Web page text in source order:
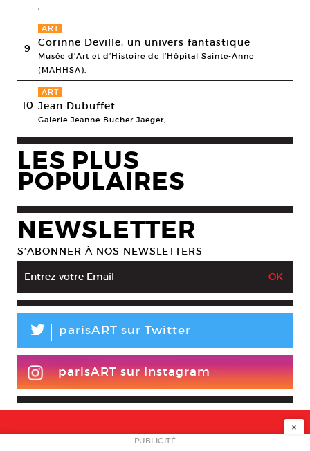
,
9
ART
Corinne Deville, un univers fantastique
Musée d’Art et d’Histoire de l’Hôpital Sainte-Anne
(MAHHSA),
10
ART
Jean Dubuffet
Galerie Jeanne Bucher Jaeger,
LES PLUS
POPULAIRES
NEWSLETTER
S’ABONNER À NOS NEWSLETTERS
L parisART sur Twitter
parisART sur Instagram
×
PUBLICITÉ